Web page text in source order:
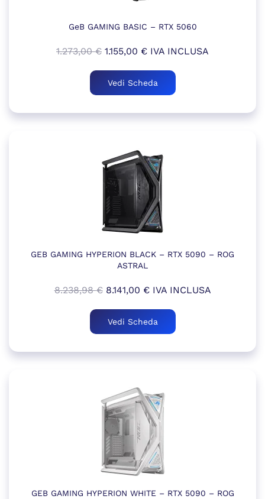
GeB GAMING BASIC – RTX 5060
1.273,00€ Il
originale
era:
1.155,00 €Il
attuale
è:
IVA INCLUSA
Vedi Scheda
GEB GAMING HYPERION BLACK – RTX 5090 – ROG
ASTRAL
8.238,98€ Il
originale
era:
8.141,00 €Il
attuale
è:
IVA INCLUSA
Vedi Scheda
GEB GAMING HYPERION WHITE – RTX 5090 – ROG